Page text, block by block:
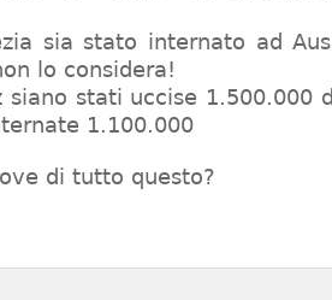
sia stato internato ad
lo considera!
siano stati uccise 1.500.000
1.100.000
di tutto questo?